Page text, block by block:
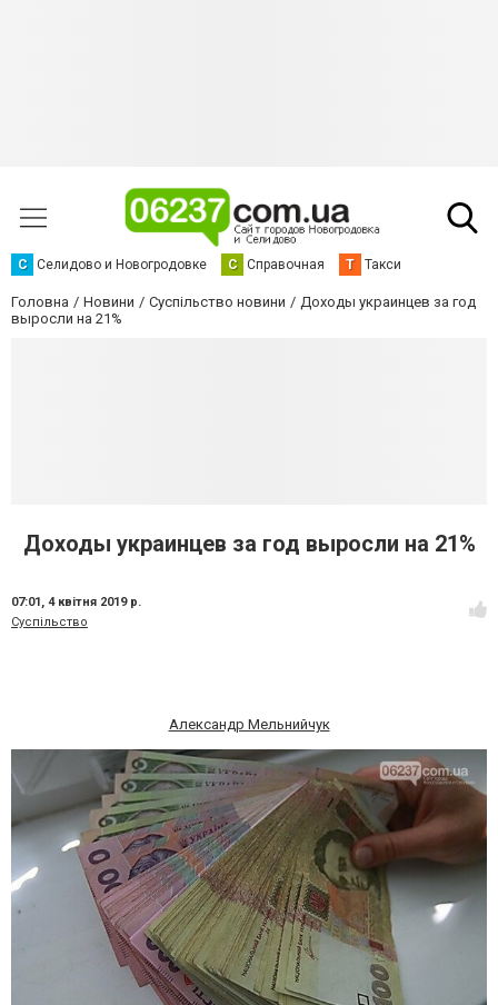
С Селидово и Новогродовке С Справочная Т Такси
Головна Новини Суспільство новини
Доходы украинцев за год
выросли на 21%
Доходы украинцев за год выросли на 21%
07:01, 4 квітня 2019 р.
Суспільство
Александр Мельнийчук